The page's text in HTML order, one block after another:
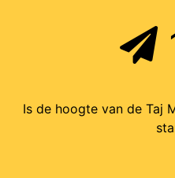
Is de hoogte van de Taj